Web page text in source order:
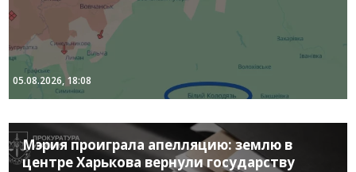
05.08.2026, 18:08
Мэрия проиграла апелляцию: землю в
центре Харькова вернули государству